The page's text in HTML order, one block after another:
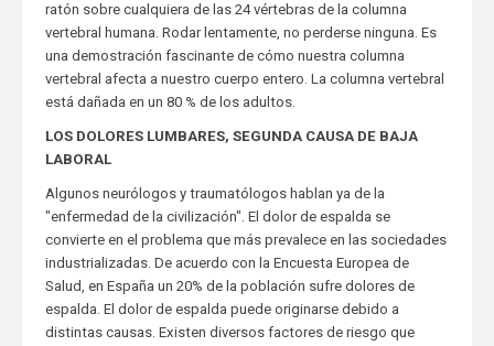
ratón sobre cualquiera de las 24 vértebras de la columna
vertebral humana. Rodar lentamente, no perderse ninguna. Es
una demostración fascinante de cómo nuestra columna
vertebral afecta a nuestro cuerpo entero. La columna vertebral
está dañada en un 80 % de los adultos.
LOS DOLORES LUMBARES, SEGUNDA CAUSA DE BAJA
LABORAL
Algunos neurólogos y traumatólogos hablan ya de la
"enfermedad de la civilización". El dolor de espalda se
convierte en el problema que más prevalece en las sociedades
industrializadas. De acuerdo con la Encuesta Europea de
Salud, en España un 20% de la población sufre dolores de
espalda. El dolor de espalda puede originarse debido a
distintas causas. Existen diversos factores de riesgo que